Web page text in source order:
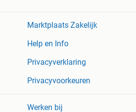
Marktplaats Zakelijk
Help en Info
Privacyverklaring
Privacyvoorkeuren
Werken bij